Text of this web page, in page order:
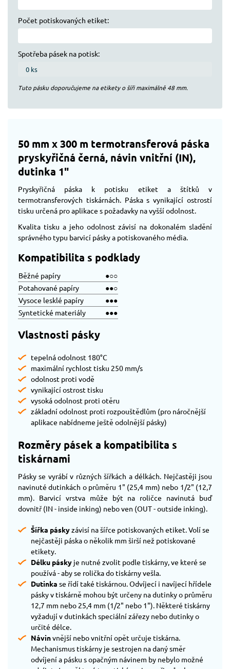
Počet potiskovaných etiket:
Spotřeba pásek na potisk:
Tuto pásku doporučujeme na etikety o šíři maximálně 48mm.
50 mm x 300 m termotransferová páska
pryskyřičná černá, návin vnitřní (IN),
dutinka 1"
Pryskyřičná páska k potisku etiket a štítků v
termotransferových tiskárnách. Páska s vynikající ostrostí
tisku určená pro aplikace s požadavky na vyšší odolnost.
Kvalita tisku a jeho odolnost závisí na dokonalém sladění
správného typu barvicí pásky a potiskovaného média.
Kompatibilita s podklady
Běžné papíry
●○○
Potahované papíry
●●○
Vysoce lesklé papíry
●●●
Syntetické materiály
●●●
Vlastnosti pásky
tepelná odolnost 180°C
maximální rychlost tisku 250 mm/s
odolnost proti vodě
vynikající ostrost tisku
vysoká odolnost proti otěru
základní odolnost proti rozpouštědlům (pro náročnější
aplikace nabídneme ještě odolnější pásky)
Rozměry pásek a kompatibilita s
tiskárnami
Pásky se vyrábí v různých šířkách a délkách. Nejčastěji jsou
navinuté dutinkách o průměru 1" (25,4 mm) nebo 1/2" (12,7
mm). Barvicí vrstva může být na roličce navinutá buď
dovnitř (IN - inside inking) nebo ven (OUT - outside inking).
Šířka páskyzávisí na šířce potiskovaných etiket. Volí se
nejčastěji páska o několik mm širší než potiskované
etikety.
Délku pásky je nutné zvolit podle tiskárny, ve které se
používá - aby se rolička do tiskárny vešla.
Dutinka se řídí také tiskárnou. Odvíjecí i navíjecí hřídele
pásky v tiskárně mohou být určeny na dutinky o průměru
12,7 mm nebo 25,4 mm (1/2" nebo 1"). Některé tiskárny
vyžadují v dutinkách speciální zářezy nebo dutinky o
určité délce.
Návinvnější nebo vnitřní opět určuje tiskárna.
Mechanismus tiskárny je sestrojen na daný směr
odvíjení a pásku s opačným návinem by nebylo možné